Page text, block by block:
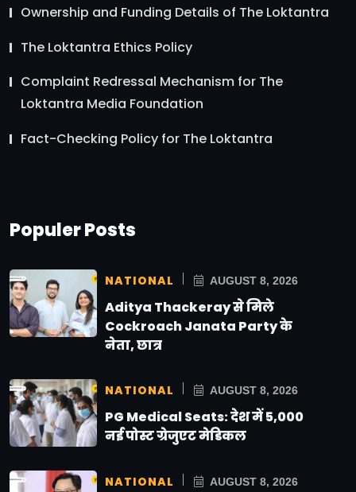
Ownership and Funding Details of The Loktantra
The Loktantra Ethics Policy
Complaint Redressal Mechanism for The
Loktantra Media Foundation
Fact-Checking Policy for The Loktantra
Populer Posts
NATIONAL AUGUST 8, 2026
Aditya Thackeray से मिले
Cockroach Janata Party के
नेता, छात्र
NATIONAL AUGUST 8, 2026
PG Medical Seats: देश में 5,000
नई पोस्ट ग्रेजुएट मेडिकल
NATIONAL AUGUST 8, 2026